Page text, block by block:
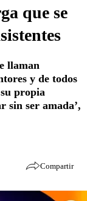
que se
llaman
y de todos
propia
sin ser amada’,
Compartir